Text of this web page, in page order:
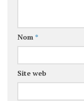
Nom *
Site web